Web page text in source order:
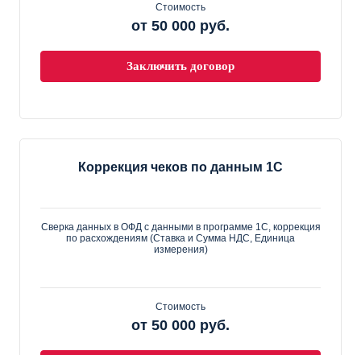
Стоимость
от 50 000 руб.
Заключить договор
Коррекция чеков по данным 1С
Сверка данных в ОФД с данными в программе 1С, коррекция
по расхождениям (Ставка и Сумма НДС, Единица
измерения)
Стоимость
от 50 000 руб.